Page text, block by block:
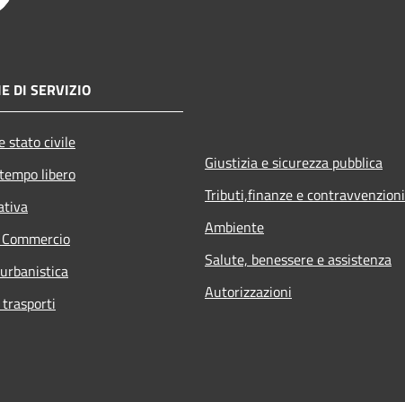
DI SERVIZIO
stato civile
libero
Giustizia e sicurezza pubblica
Tributi,finanze e contravvenzioni
Ambiente
Salute, benessere e assistenza
Autorizzazioni